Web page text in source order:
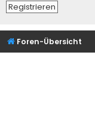
Registrieren
Foren-Übersicht